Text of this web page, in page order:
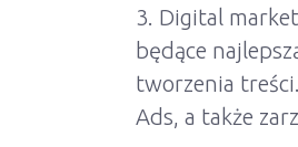
3. Digital
będące
tworzenia
Ads, a także